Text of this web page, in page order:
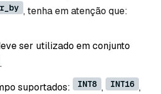
, tenha em atenção que:
ser utilizado em conjunto
.
suportados:
INT8 , INT16 ,